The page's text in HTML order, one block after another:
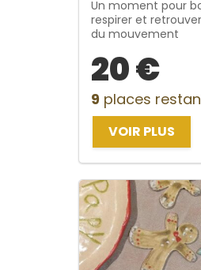
Un moment pour
respirer et
du mouvement
20 €
9 places
VOIR PLUS